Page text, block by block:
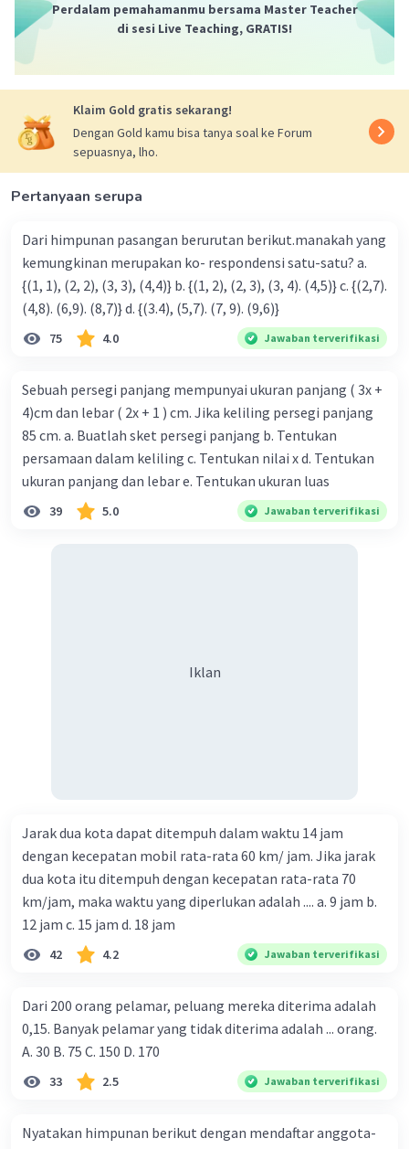
Perdalam pemahamanmu bersama Master Teacher
di sesi Live Teaching, GRATIS!
Klaim Gold gratis sekarang!
Dengan Gold kamu bisa tanya soal ke Forum
sepuasnya, lho.
Pertanyaan serupa
Dari himpunan pasangan berurutan berikut.manakah yang
kemungkinan merupakan ko- respondensi satu-satu? a.
{(1, 1), (2, 2), (3, 3), (4,4)} b. {(1, 2), (2, 3), (3, 4). (4,5)} c. {(2,7).
(4,8). (6,9). (8,7)} d. {(3.4), (5,7). (7, 9). (9,6)}
75 4.0 Jawaban terverifikasi
Sebuah persegi panjang mempunyai ukuran panjang ( 3x +
4)cm dan lebar ( 2x + 1 ) cm. Jika keliling persegi panjang
85 cm. a. Buatlah sket persegi panjang b. Tentukan
persamaan dalam keliling c. Tentukan nilai x d. Tentukan
ukuran panjang dan lebar e. Tentukan ukuran luas
39 5.0 Jawaban terverifikasi
Iklan
Jarak dua kota dapat ditempuh dalam waktu 14 jam
dengan kecepatan mobil rata-rata 60 km/ jam. Jika jarak
dua kota itu ditempuh dengan kecepatan rata-rata 70
km/jam, maka waktu yang diperlukan adalah .... a. 9 jam b.
12 jam c. 15 jam d. 18 jam
42 4.2 Jawaban terverifikasi
Dari 200 orang pelamar, peluang mereka diterima adalah
0,15. Banyak pelamar yang tidak diterima adalah ... orang.
A. 30 B. 75 C. 150 D. 170
33 2.5 Jawaban terverifikasi
Nyatakan himpunan berikut dengan mendaftar anggota-